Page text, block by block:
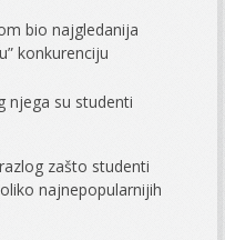
bio najgledanija
konkurenciju
njega su studenti
zašto studenti
najnepopularnijih